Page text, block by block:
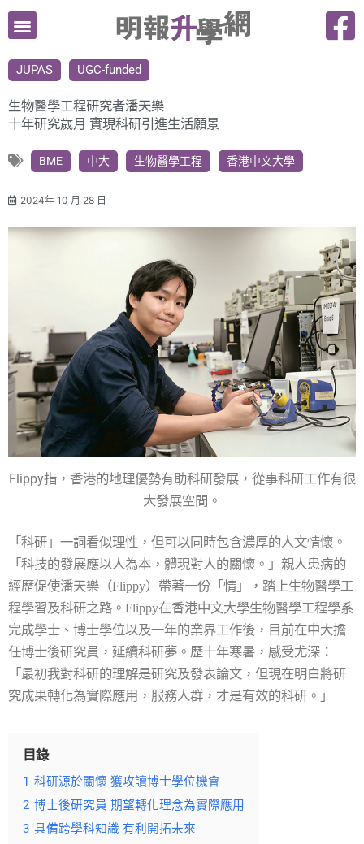
跳
要
內
容
JUPAS UGC-funded
生物醫學工程研究者潘天樂
十年研究歲月 實現科研引進生活願景
BME 中大 生物醫學工程 香港中文大學
2024年 10 月 28 日
Flippy指，香港的地理優勢有助科研發展，從事科研工作有很
大發展空間。
「科研」一詞看似理性，但可以同時包含濃厚的人文情懷。
「科技的發展應以人為本，體現對人的關懷。」親人患病的
經歷促使潘天樂（Flippy）帶著一份「情」，踏上生物醫學工
程學習及科研之路。 Flippy在香港中文大學生物醫學工程學系
完成學士、博士學位以及一年的業界工作後，目前在中大擔
任博士後研究員，延續科研夢。歷十年寒暑，感受尤深：
「最初我對科研的理解是研究及發表論文，但現在明白將研
究成果轉化為實際應用，服務人群，才是有效的科研。」
目錄
1 科研源於關懷 獲攻讀博士學位機會
2 博士後研究員 期望轉化理念為實際應用
3 具備跨學科知識 有利開拓未來